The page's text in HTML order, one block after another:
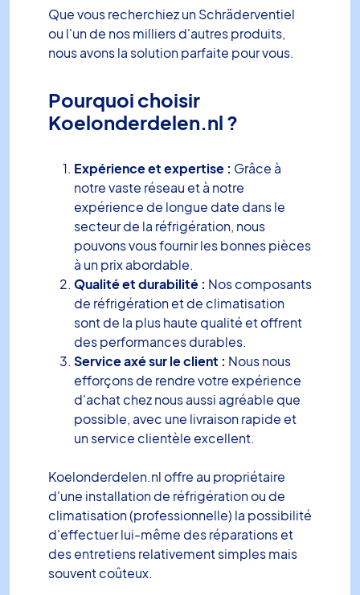
Que vous recherchiez un Schräderventiel
ou l'un de nos milliers d'autres produits,
nous avons la solution parfaite pour vous.
Pourquoi choisir
Koelonderdelen.nl ?
Expérience et expertise : Grâce à
notre vaste réseau et à notre
expérience de longue date dans le
secteur de la réfrigération, nous
pouvons vous fournir les bonnes pièces
à un prix abordable.
Qualité et durabilité : Nos composants
de réfrigération et de climatisation
sont de la plus haute qualité et offrent
des performances durables.
Service axé sur le client : Nous nous
efforçons de rendre votre expérience
d'achat chez nous aussi agréable que
possible, avec une livraison rapide et
un service clientèle excellent.
Koelonderdelen.nl offre au propriétaire
d'une installation de réfrigération ou de
climatisation (professionnelle) la possibilité
d'effectuer lui-même des réparations et
des entretiens relativement simples mais
souvent coûteux.